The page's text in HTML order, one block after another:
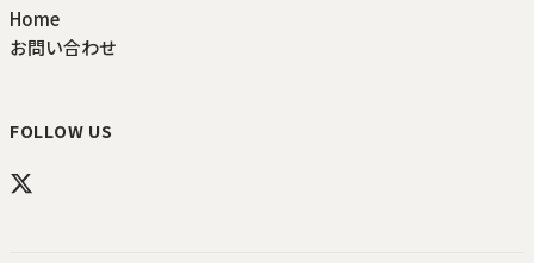
Home
お問い合わせ
FOLLOW US